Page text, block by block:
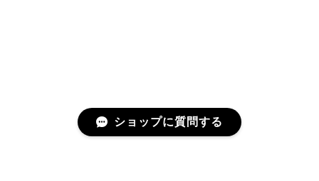
ショップに質問する